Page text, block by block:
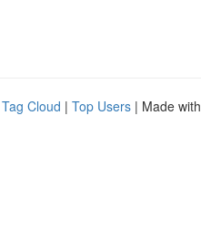
Tag Cloud | Top Users | Made with